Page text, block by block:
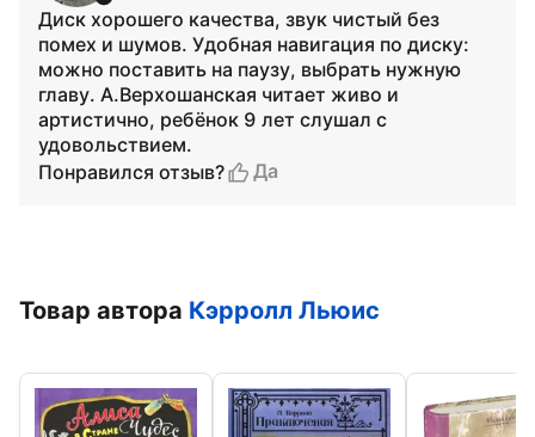
Диск хорошего качества, звук чистый без
помех и шумов. Удобная навигация по диску:
можно поставить на паузу, выбрать нужную
главу. А.Верхошанская читает живо и
артистично, ребёнок 9 лет слушал с
удовольствием.
Понравился отзыв?
Да
Товар автора Кэрролл Льюис